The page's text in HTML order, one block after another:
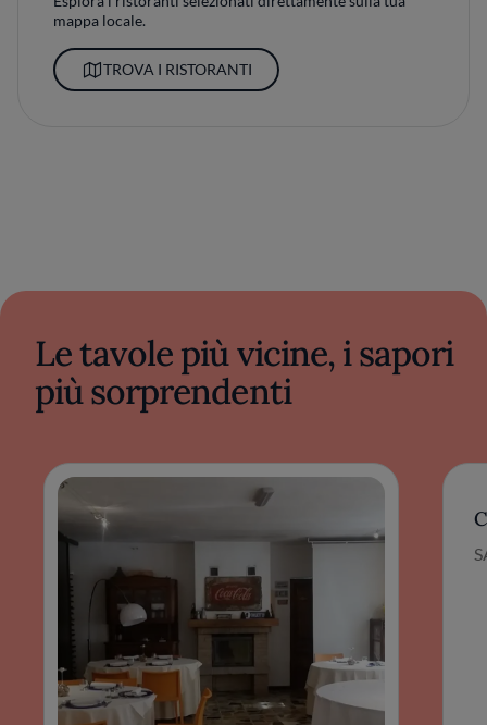
mappa locale.
TROVA I RISTORANTI
Le tavole più vicine, i sapori
più sorprendenti